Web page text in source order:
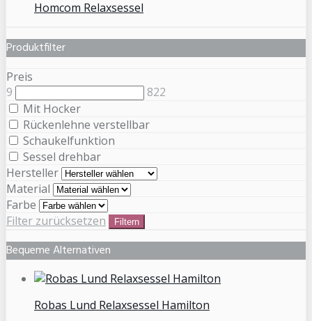
Homcom Relaxsessel
Produktfilter
Preis
9
822
Mit Hocker
Rückenlehne verstellbar
Schaukelfunktion
Sessel drehbar
Hersteller
Material
Farbe
Filter zurücksetzen
Filtern
Bequeme Alternativen
Robas Lund Relaxsessel Hamilton